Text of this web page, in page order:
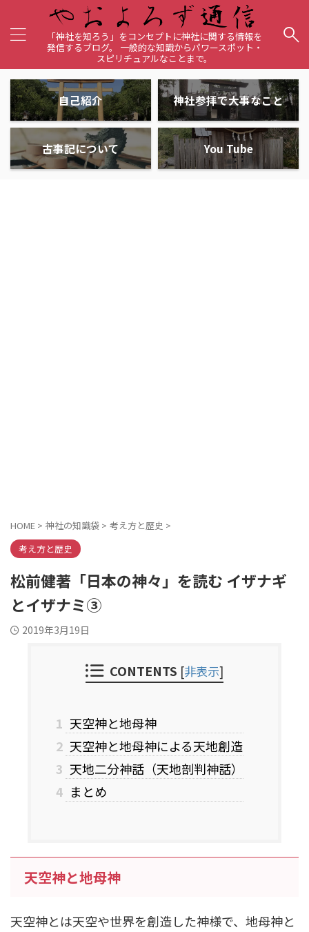
「神社を知ろう」をコンセプトに神社に関する情報を
発信するブログ。 一般的な知識からパワースポット・
スピリチュアルなことまで。
自己紹介 神社参拝で大事なこと
古事記について You Tube
HOME > 神社の知識袋 > 考え方と歴史 >
考え方と歴史
松前健著「日本の神々」を読む イザナギ
とイザナミ③
2019年3月19日
CONTENTS [非表示]
1 天空神と地母神
2 天空神と地母神による天地創造
3 天地二分神話（天地剖判神話）
4 まとめ
天空神と地母神
天空神とは天空や世界を創造した神様で、地母神と